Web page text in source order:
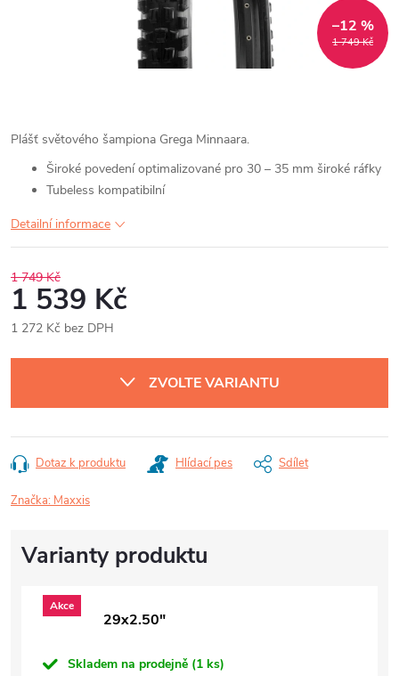
1 749 Kč
–12 %
Plášť světového šampiona Grega Minnaara.
Široké povedení optimalizované pro 30 – 35 mm široké ráfky
Tubeless kompatibilní
Detailní informace
1 749 Kč
1 539 Kč
1 272 Kč bez DPH
cena:
ZVOLTE VARIANTU
Dotaz k produktu Hlídací pes Sdílet
Značka: Maxxis
Akce
29x2.50"
Skladem na prodejně (1 ks)